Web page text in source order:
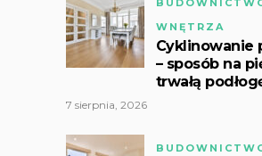
WNĘTRZA
Cyklinowanie
– sposób na
trwałą
7 sierpnia, 2026